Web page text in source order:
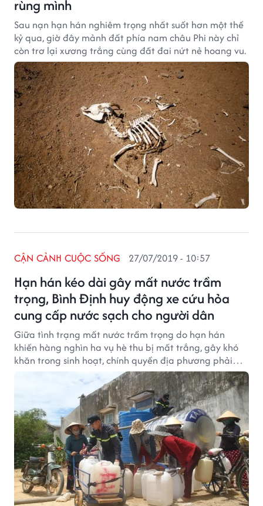
rùng mình
Sau nạn hạn hán nghiêm trọng nhất suốt hơn một thế
kỷ qua, giờ đây mảnh đất phía nam châu Phi này chỉ
còn trơ lại xương trắng cùng đất đai nứt nẻ hoang vu.
Hạn hán kéo dài gây mất nước trầm
trọng, Bình Định huy động xe cứu hỏa
cung cấp nước sạch cho người dân
CẬN CẢNH CUỘC SỐNG 27/07/2019 - 10:57
Giữa tình trạng mất nước trầm trọng do hạn hán
khiến hàng nghìn ha vụ hè thu bị mất trắng, gây khó
khăn trong sinh hoạt, chính quyền địa phương phải
huy động xe cứu hỏa cung cấp nước cho người dân